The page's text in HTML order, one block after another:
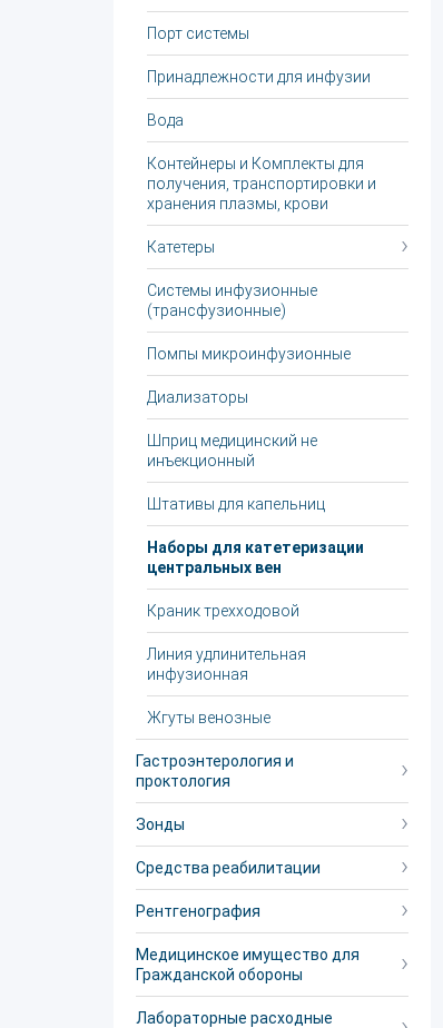
Порт системы
Принадлежности для инфузии
Вода
Контейнеры и Комплекты для
получения, транспортировки и
хранения плазмы, крови
Катетеры
Системы инфузионные
(трансфузионные)
Помпы микроинфузионные
Диализаторы
Шприц медицинский не
инъекционный
Штативы для капельниц
Наборы для катетеризации
центральных вен
Краник трехходовой
Линия удлинительная
инфузионная
Жгуты венозные
Гастроэнтерология и
проктология
Зонды
Средства реабилитации
Рентгенография
Медицинское имущество для
Гражданской обороны
Лабораторные расходные